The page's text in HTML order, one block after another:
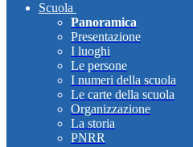
Scuola
Panoramica
Presentazione
I luoghi
Le persone
I numeri della scuola
Le carte della scuola
Organizzazione
La storia
PNRR